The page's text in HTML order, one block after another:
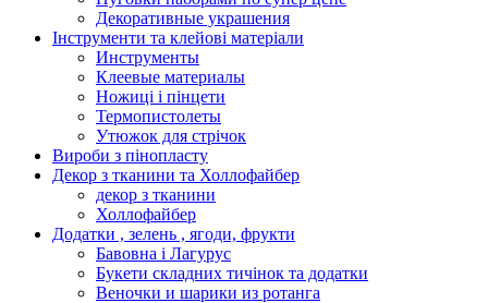
Декоративные украшения
Інструменти та клейові матеріали
Инструменты
Клеевые материалы
Ножиці і пінцети
Термопистолеты
Утюжок для стрічок
Вироби з пінопласту
Декор з тканини та Холлофайбер
декор з тканини
Холлофайбер
Додатки , зелень , ягоди, фрукти
Бавовна і Лагурус
Букети складних тичінок та додатки
Веночки и шарики из ротанга